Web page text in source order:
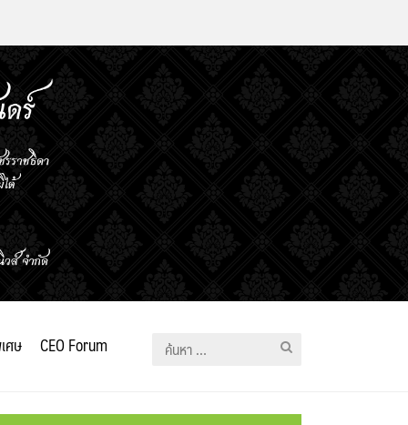
ศษ CEO Forum
ค้นหา